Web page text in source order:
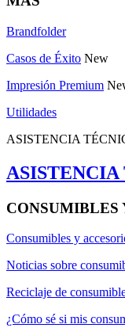
Brandfolder
Casos de Éxito New
Impresión Premium
Utilidades
ASISTENCIA
CONSUMIBLES
Consumibles y
Noticias sobre
Reciclaje de
¿Cómo sé si mis